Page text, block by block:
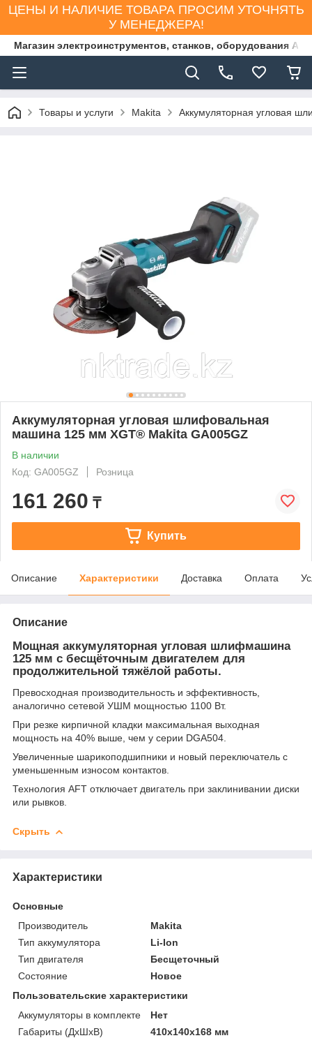
ЦЕНЫ И НАЛИЧИЕ ТОВАРА ПРОСИМ УТОЧНЯТЬ
У МЕНЕДЖЕРА!
Магазин электроинструментов, станков, оборудования
Товары и услуги Makita Аккумуляторная угловая
Аккумуляторная угловая шлифовальная
машина 125 мм XGT® Makita GA005GZ
В наличии
Код: GA005GZ
Розница
161 260 ₸
Купить
Описание Характеристики Доставка Оплата
Описание
Мощная аккумуляторная угловая шлифмашина
125 мм с бесщёточным двигателем для
продолжительной тяжёлой работы.
Превосходная производительность и эффективность,
аналогично сетевой УШМ мощностью 1100 Вт.
При резке кирпичной кладки максимальная выходная
мощность на 40% выше, чем у серии DGA504.
Увеличенные шарикоподшипники и новый переключатель с
уменьшенным износом контактов.
Технология AFT отключает двигатель при заклинивании диски
или рывков.
Скрыть
Характеристики
Основные
Производитель
Makita
Тип аккумулятора
Li-Ion
Тип двигателя
Бесщеточный
Состояние
Новое
Пользовательские характеристики
Аккумуляторы в комплекте
Нет
Габариты (ДхШхВ)
410х140х168 мм